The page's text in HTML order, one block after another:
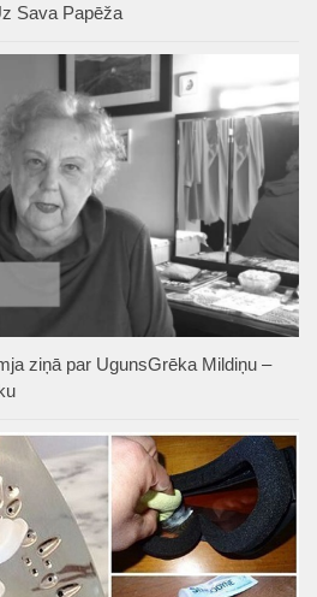
Sava Papēža
ziņā par UgunsGrēka Mildiņu –